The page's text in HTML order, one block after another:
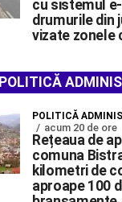
cu sistemul e-
drumurile din
vizate zonele
POLITICĂ
POLITICĂ
acum 20 de ore
Rețeaua de
comuna
kilometri de
aproape 100